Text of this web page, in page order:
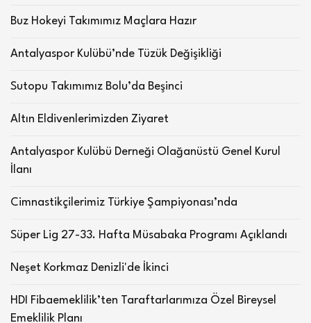
Buz Hokeyi Takımımız Maçlara Hazır
Antalyaspor Kulübü’nde Tüzük Değişikliği
Sutopu Takımımız Bolu’da Beşinci
Altın Eldivenlerimizden Ziyaret
Antalyaspor Kulübü Derneği Olağanüstü Genel Kurul
İlanı
Cimnastikçilerimiz Türkiye Şampiyonası’nda
Süper Lig 27-33. Hafta Müsabaka Programı Açıklandı
Neşet Korkmaz Denizli'de İkinci
HDI Fibaemeklilik’ten Taraftarlarımıza Özel Bireysel
Emeklilik Planı